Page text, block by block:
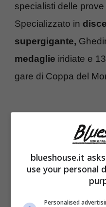
specialisti delle
Specializzato in
supergigante,
medaglie iridiate e
gare di Coppa del
blueshouse.it
use your personal
Personalised